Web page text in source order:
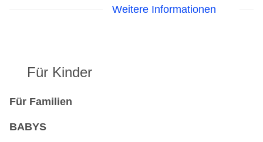
Terrasse, Kinderhochstuhl, angemessene
Weitere Informationen
Für Kinder
Für Familien
BABYS